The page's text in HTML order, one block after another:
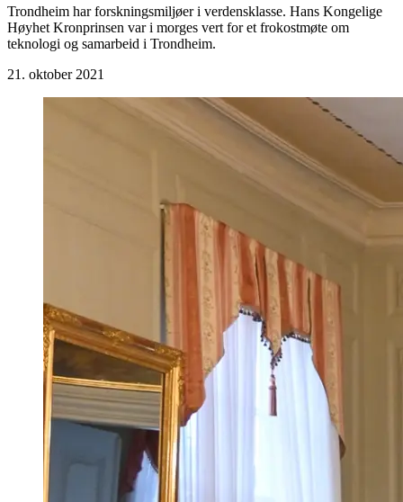
Trondheim har forskningsmiljøer i verdensklasse. Hans Kongelige
Høyhet Kronprinsen var i morges vert for et frokostmøte om
teknologi og samarbeid i Trondheim.
21. oktober 2021